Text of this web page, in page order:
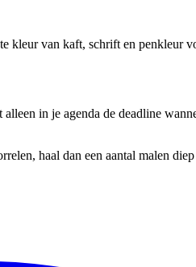
kleur van kaft, schrift en penkleur
in je agenda de deadline
haal dan een aantal malen